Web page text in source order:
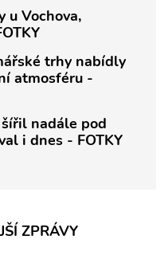
u Vochova,
trhy nabídly
atmosféru -
nadále pod
i dnes - FOTKY
ZPRÁVY